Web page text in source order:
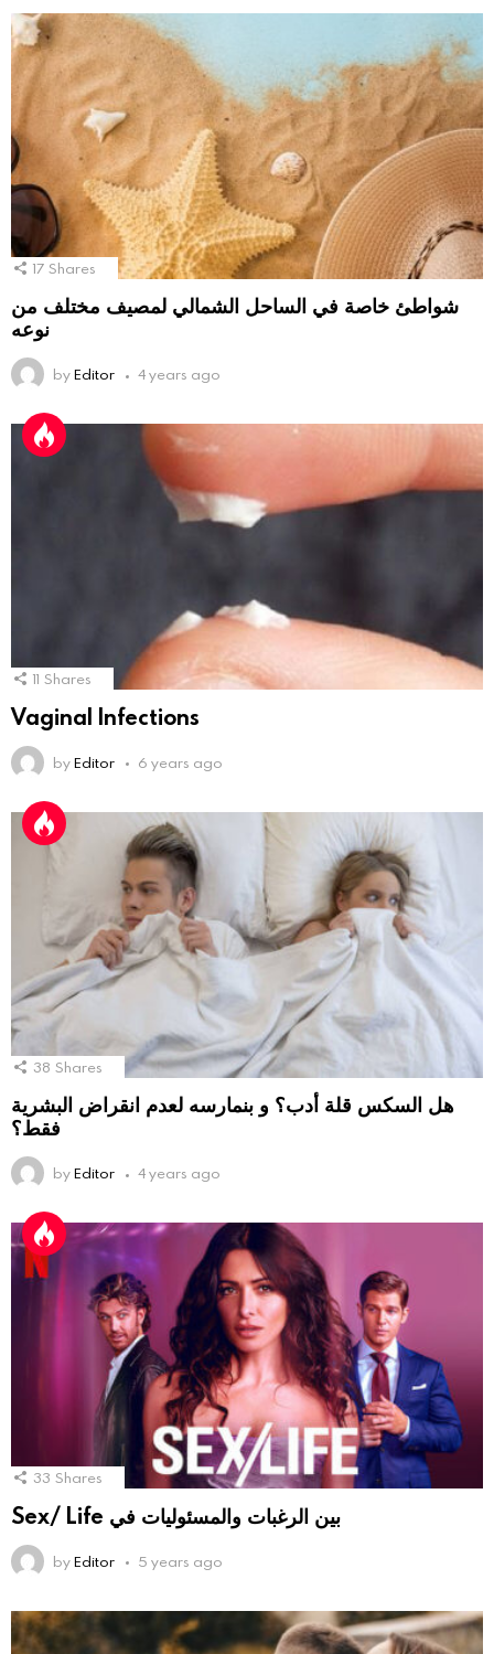
17 Shares
شواطئ خاصة في الساحل الشمالي لمصيف مختلف من
نوعه
byEditor 4 years ago
11 Shares
Vaginal Infections
byEditor 6 years ago
38 Shares
هل السكس قلة أدب؟ و بنمارسه لعدم انقراض البشرية
فقط؟
byEditor 4 years ago
33 Shares
Sex/ Life بين الرغبات والمسئوليات في
byEditor 5 years ago